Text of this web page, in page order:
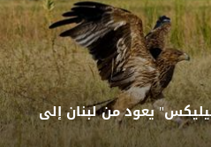
يعود من لبنان إلى